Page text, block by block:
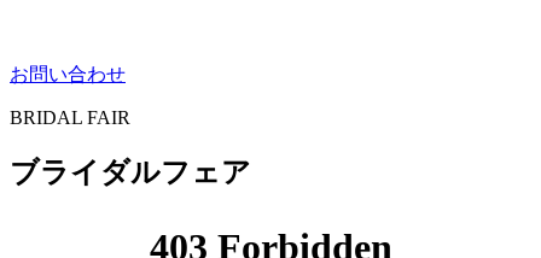
お問い合わせ
BRIDAL FAIR
ブライダルフェア